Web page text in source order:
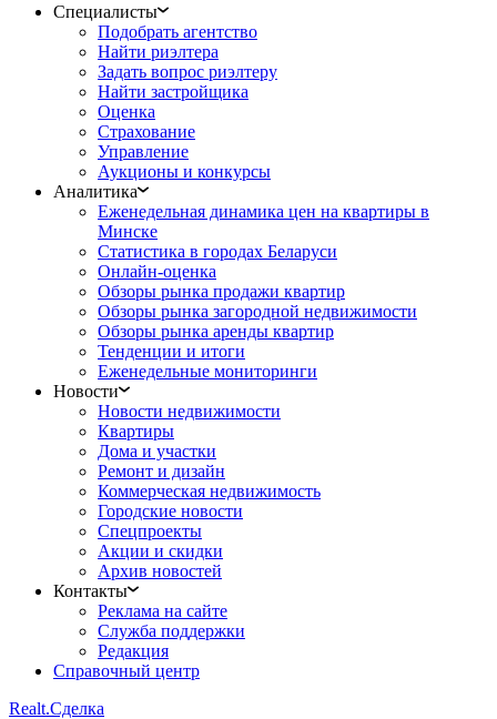
Специалисты
Подобрать агентство
Найти риэлтера
Задать вопрос риэлтеру
Найти застройщика
Оценка
Страхование
Управление
Аукционы и конкурсы
Аналитика
Еженедельная динамика цен на квартиры в
Минске
Статистика в городах Беларуси
Онлайн-оценка
Обзоры рынка продажи квартир
Обзоры рынка загородной недвижимости
Обзоры рынка аренды квартир
Тенденции и итоги
Еженедельные мониторинги
Новости
Новости недвижимости
Квартиры
Дома и участки
Ремонт и дизайн
Коммерческая недвижимость
Городские новости
Спецпроекты
Акции и скидки
Архив новостей
Контакты
Реклама на сайте
Служба поддержки
Редакция
Справочный центр
Realt.Сделка